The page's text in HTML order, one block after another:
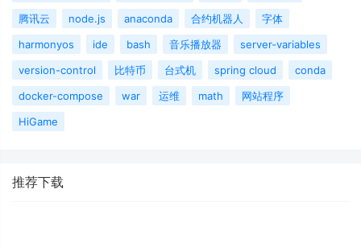
腾讯云
node.js anaconda 合约机器人
字体
harmonyos
ide bash 音乐播放器
server-variables
version-control
比特币 台式机 spring cloud
conda
docker-compose
war 运维 math
网站程序
HiGame
推荐下载